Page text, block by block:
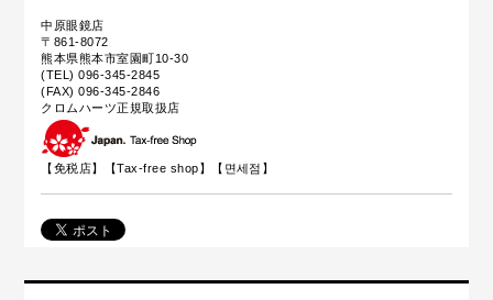
中原眼鏡店
〒861-8072
熊本県熊本市室園町10-30
(TEL) 096-345-2845
(FAX) 096-345-2846
クロムハーツ正規取扱店
【免税店】【Tax-free shop】【면세점】